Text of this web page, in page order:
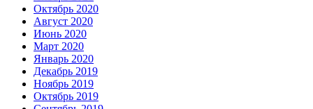
Октябрь 2020
Август 2020
Июнь 2020
Март 2020
Январь 2020
Декабрь 2019
Ноябрь 2019
Октябрь 2019